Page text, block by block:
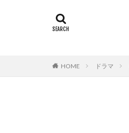
HOME ドラマ